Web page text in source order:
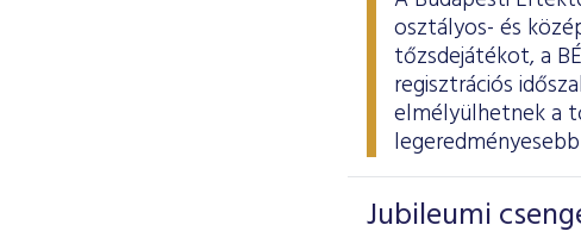
osztályos- és
tőzsdejátékot, a
regisztrációs
elmélyülhetnek a
Jubileumi